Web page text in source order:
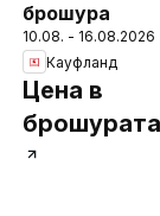
брошура
10.08. - 16.08.2026
Кауфланд
Цена в
брошурата